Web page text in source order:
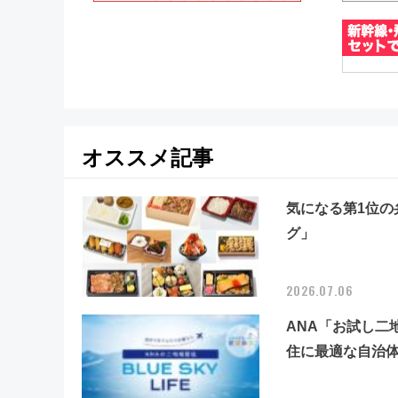
オススメ記事
気になる第1位
グ」
2026.07.06
ANA「お試し二
住に最適な自治